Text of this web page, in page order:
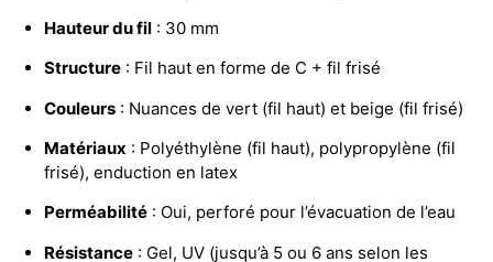
Hauteur du fil : 30 mm
Structure : Fil haut en forme de C + fil frisé
Couleurs : Nuances de vert (fil haut) et beige (fil frisé)
Matériaux : Polyéthylène (fil haut), polypropylène (fil
frisé), enduction en latex
Perméabilité : Oui, perforé pour l’évacuation de l’eau
Résistance : Gel, UV (jusqu’à 5 ou 6 ans selon les